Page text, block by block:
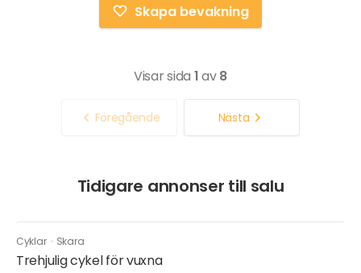
Skapa bevakning
Visar sida 1av8
Föregående Nästa
Tidigare annonser till salu
Cyklar · Skara
Trehjulig cykel för vuxna